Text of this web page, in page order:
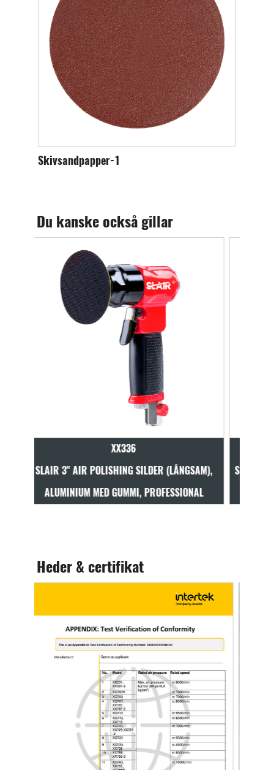
Skivsandpapper-1
Du kanske också gillar
(LÅNGSAM),
SLAIR 5" 6" ORBITAL LUFTPOLERSLIPPARE, MED
DYDA, PROFESSIONAL
Heder & certifikat